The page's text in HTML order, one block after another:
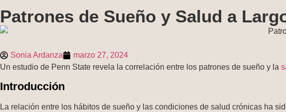
Patrones de Sueño y Salud a
Sonia Ardanza
marzo 27, 2024
Un estudio de Penn State revela la correlación entre los patrones de sueño y la
Introducción
La relación entre los hábitos de sueño y las condiciones de salud crónicas ha